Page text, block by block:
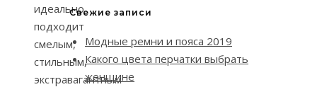
идеально
подходит
смелым,
стильным,
экстравагантным
Свежие записи
Модные ремни и пояса 2019
Какого цвета перчатки выбрать
женщине